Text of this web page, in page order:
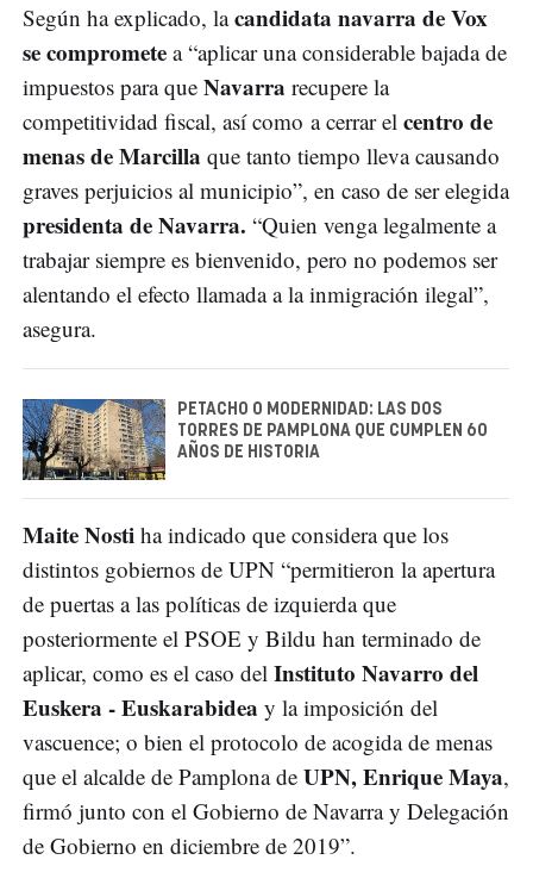
Según ha explicado, lacandidata navarra de Vox
se compromete a “aplicar una considerable bajada de
impuestos para que Navarra recupere la
competitividad fiscal, así como a cerrar el centro de
menas de Marcilla que tanto tiempo lleva causando
graves perjuicios al municipio”, en caso de ser elegida
presidenta de Navarra. “Quien venga legalmente a
trabajar siempre es bienvenido, pero no podemos ser
alentando el efecto llamada a la inmigración ilegal”,
asegura.
PETACHO O MODERNIDAD: LAS DOS
TORRES DE PAMPLONA QUE CUMPLEN 60
AÑOS DE HISTORIA
Maite Nosti ha indicado que considera que los
distintos gobiernos de UPN “permitieron la apertura
de puertas a las políticas de izquierda que
posteriormente el PSOE y Bildu han terminado de
aplicar, como es el caso del Instituto Navarro del
Euskera - Euskarabidea y la imposición del
vascuence; o bien el protocolo de acogida de menas
que el alcalde de Pamplona de UPN, Enrique Maya,
firmó junto con el Gobierno de Navarra y Delegación
de Gobierno en diciembre de 2019”.